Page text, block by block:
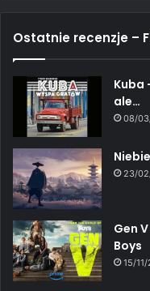
Ostatnie recenzje –
Kuba
ale…
08/
23/
Gen
Boys
15/